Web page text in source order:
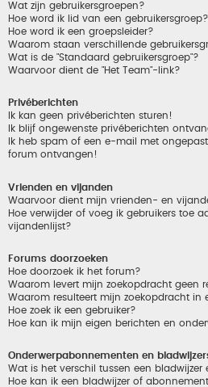
Wat zijn gebruikersgroepen?
Hoe word ik lid van een gebruikersgroep?
Hoe word ik een groepsleider?
Waarom staan verschillende
Wat is de "Standaard gebruikersgroep"?
Waarvoor dient de "Het Team"-link?
Privéberichten
Ik kan geen privéberichten sturen!
Ik blijf ongewenste privéberichten
Ik heb spam of een e-mail met
forum ontvangen!
Vrienden en vijanden
Waarvoor dient mijn vrienden- en
Hoe verwijder of voeg ik gebruikers toe
vijandenlijst?
Forums doorzoeken
Hoe doorzoek ik het forum?
Waarom levert mijn zoekopdracht geen
Waarom resulteert mijn zoekopdracht in
Hoe zoek ik een gebruiker?
Hoe kan ik mijn eigen berichten en
Onderwerpabonnementen en
Wat is het verschil tussen een bladwijzer
Hoe kan ik een bladwijzer of